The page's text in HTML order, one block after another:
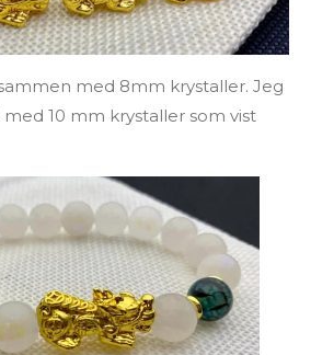
med 8mm krystaller. Jeg
10 mm krystaller som vist